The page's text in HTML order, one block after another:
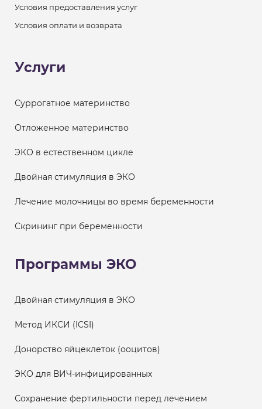
Условия предоставления услуг
Условия оплати и возврата
Услуги
Суррогатное материнство
Отложенное материнство
ЭКО в естественном цикле
Двойная стимуляция в ЭКО
Лечение молочницы во время беременности
Скрининг при беременности
Программы ЭКО
Двойная стимуляция в ЭКО
Метод ИКСИ (ICSI)
Донорство яйцеклеток (ооцитов)
ЭКО для ВИЧ-инфицированных
Сохранение фертильности перед лечением